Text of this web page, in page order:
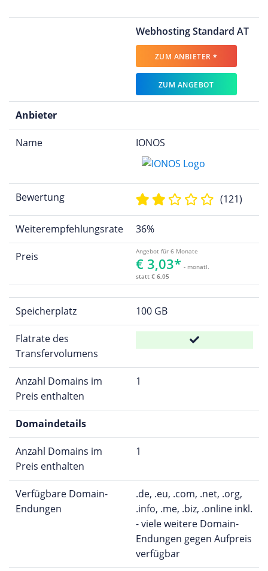
Webhosting Standard AT
ZUM ANBIETER *
ZUM ANGEBOT
Anbieter
Name IONOS
Bewertung (121)
Weiterempfehlungsrate 36%
Preis Angebot für 6 Monate
€ 3,03* - monatl.
statt € 6,05
Speicherplatz 100 GB
Flatrate des
Transfervolumens
Anzahl Domains im
Preis enthalten
1
Domaindetails
Anzahl Domains im
Preis enthalten
1
Verfügbare Domain-
Endungen
.de, .eu, .com, .net, .org,
.info, .me, .biz, .online inkl.
- viele weitere Domain-
Endungen gegen Aufpreis
verfügbar